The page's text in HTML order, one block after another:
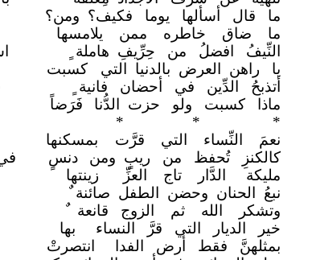
ما قال أسألها يوما فكيف؟ ومن؟
ما ضاق خاطره ممن يلامسها
النِّيفُ افضلُ من حِرِّيفِ هاملة
يا راهن العرض بالدنيا التي
كسبت
أتذبحُ الدِّين في أحضان فانية
ماذا كسبت ولو حزت الدُّنا
فَرَضاً
* * *
نعمَ النِّساء التي قرَّت
بمسكنها
كالكنزِ تُحفظ من ريبٍ ومن
دنسٍ
مليكة الدَّار تاج العزِّ
زينتها
نبعُ الحنان وحضن الطفل صائنة
وتشكر الله ثم الزوج قانعة ٌ
خير الديار التي قرَّ النساء
بها
بمثلهنَّ فقط أرض الفدا
انتصرتْ